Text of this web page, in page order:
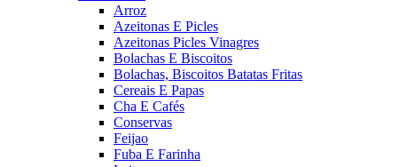
Arroz
Azeitonas E Picles
Azeitonas Picles Vinagres
Bolachas E Biscoitos
Bolachas, Biscoitos Batatas Fritas
Cereais E Papas
Cha E Cafés
Conservas
Feijao
Fuba E Farinha